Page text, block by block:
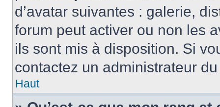
d’avatar suivantes : galerie,
forum peut activer ou non les
ils sont mis à disposition. Si
contactez un administrateur
Haut